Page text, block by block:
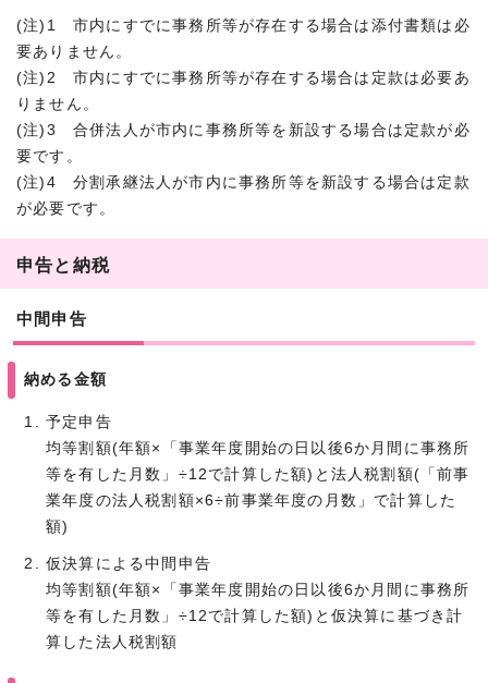
(注)1 市内にすでに事務所等が存在する場合は添付書類は必
要ありません。
(注)2 市内にすでに事務所等が存在する場合は定款は必要あ
りません。
(注)3 合併法人が市内に事務所等を新設する場合は定款が必
要です。
(注)4 分割承継法人が市内に事務所等を新設する場合は定款
が必要です。
申告と納税
中間申告
納める金額
予定申告
均等割額(年額×「事業年度開始の日以後6か月間に事務所
等を有した月数」÷12で計算した額)と法人税割額(「前事
業年度の法人税割額×6÷前事業年度の月数」で計算した
額)
仮決算による中間申告
均等割額(年額×「事業年度開始の日以後6か月間に事務所
等を有した月数」÷12で計算した額)と仮決算に基づき計
算した法人税割額